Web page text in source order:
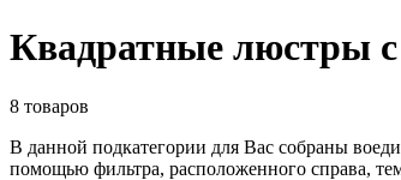
Квадратные люстры
8 товаров
В данной подкатегории для Вас собраны
помощью фильтра, расположенного справа,